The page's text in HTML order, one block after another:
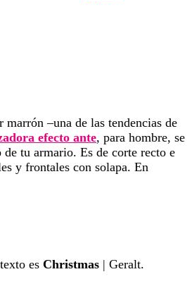
marrón –una de las tendencias de
efecto ante, para hombre, se
tu armario. Es de corte recto e
y frontales con solapa. En
es Christmas | Geralt.